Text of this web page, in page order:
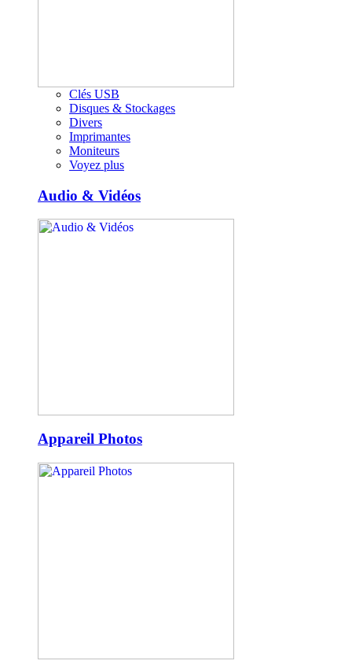
Clés USB
Disques & Stockages
Divers
Imprimantes
Moniteurs
Voyez plus
Audio & Vidéos
Appareil Photos